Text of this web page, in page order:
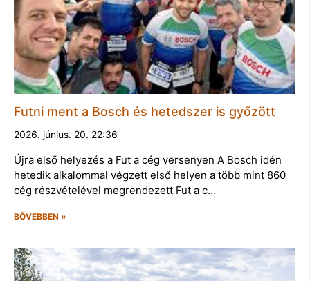
Futni ment a Bosch és hetedszer is győzött
2026. június. 20. 22:36
Újra első helyezés a Fut a cég versenyen A Bosch idén
hetedik alkalommal végzett első helyen a több mint 860
cég részvételével megrendezett Fut a c…
BŐVEBBEN »